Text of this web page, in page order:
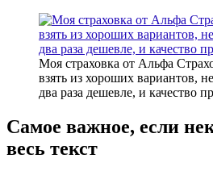
Моя страховка от Альфа
взять из хороших вариантов,
два раза дешевле, и качество
Самое важное, если
весь текст